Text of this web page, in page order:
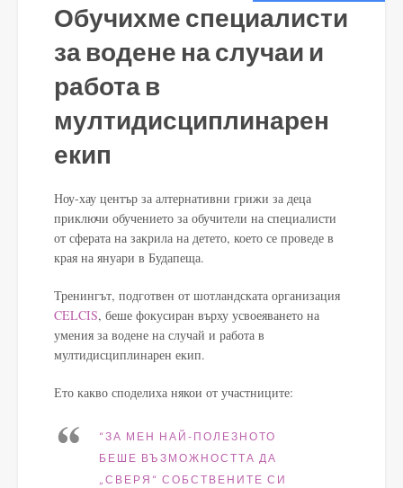
Обучихме специалисти
за водене на случаи и
работа в
мултидисциплинарен
екип
Ноу-хау център за алтернативни грижи за деца
приключи обучението за обучители на специалисти
от сферата на закрила на детето, което се проведе в
края на януари в Будапеща.
Тренингът, подготвен от шотландската организация
CELCIS, беше фокусиран върху усвоеяването на
умения за водене на случай и работа в
мултидисциплинарен екип.
Ето какво споделиха някои от участниците:
“ЗА МЕН НАЙ-ПОЛЕЗНОТО
БЕШЕ ВЪЗМОЖНОСТТА ДА
„СВЕРЯ“ СОБСТВЕНИТЕ СИ